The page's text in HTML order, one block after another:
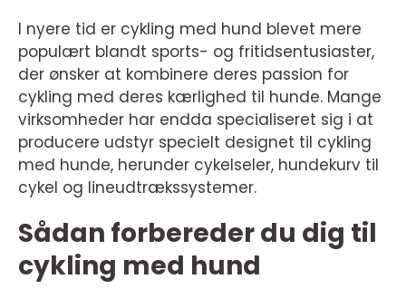
I nyere tid er cykling med hund blevet mere
populært blandt sports- og fritidsentusiaster,
der ønsker at kombinere deres passion for
cykling med deres kærlighed til hunde. Mange
virksomheder har endda specialiseret sig i at
producere udstyr specielt designet til cykling
med hunde, herunder cykelseler, hundekurv til
cykel og lineudtrækssystemer.
Sådan forbereder du dig til
cykling med hund